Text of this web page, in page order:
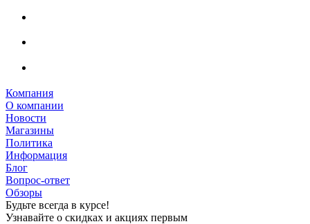
Компания
О компании
Новости
Магазины
Политика
Информация
Блог
Вопрос-ответ
Обзоры
Будьте всегда в курсе!
Узнавайте о скидках и акциях первым